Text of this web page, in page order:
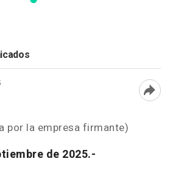
por la empresa firmante)
de 2025.-